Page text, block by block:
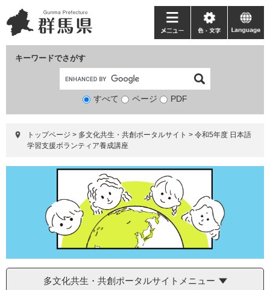
ー
ジ
ニ
ュ
て
キーワードでさがす
検
象
すべて ページ PDF
メ
ニ
ー
色・
文
language
トップページ > 多文化共生・共創ポータルサイト > 令和5年度 日本語
学習支援ボランティア養成講座
多文化共生・共創ポータルサイトメニュー